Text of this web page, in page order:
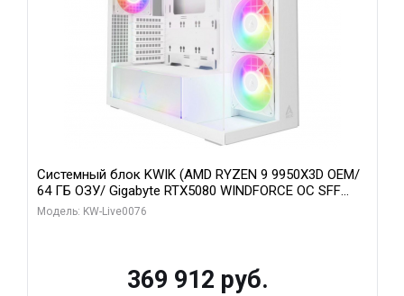
Системный блок KWIK (AMD RYZEN 9 9950X3D OEM/
64 ГБ ОЗУ/ Gigabyte RTX5080 WINDFORCE OC SFF
16GB GDDR7 256bit / 960 ГБ SSD)
Модель: KW-Live0076
369 912 руб.